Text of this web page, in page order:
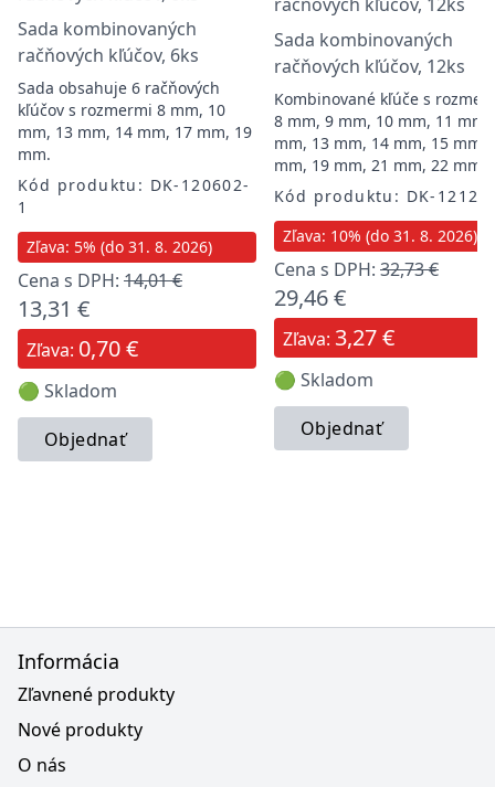
Sada kombinovaných
račňových kľúčov, 6ks
Sada obsahuje 6 račňových
kľúčov s rozmermi 8 mm, 10
mm, 13 mm, 14 mm, 17 mm, 19
mm.
Kód produktu: DK-120602-
1
Zľava: 5% (do 31. 8. 2026)
Cena s DPH: 14,01 €
13,31 €
Zľava: 0,70 €
🟢 Skladom
Objednať
Sada kombinovaných
račňových kľúčov, 12ks
Kombinované kľúče s
8 mm, 9 mm, 10 mm, 11 mm,
mm, 13 mm, 14 mm, 15 mm,
mm, 19 mm, 21 mm, 22 mm
Kód produktu: DK-
Zľava: 10% (do 31. 8. 2026)
Cena s DPH: 32,73 €
29,46 €
Zľava: 3,27 €
🟢 Skladom
Objednať
Informácia
Zľavnené produkty
Nové produkty
O nás